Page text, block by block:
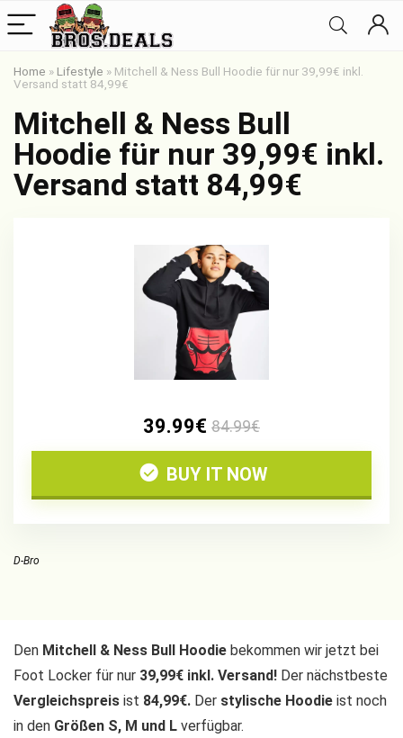
Home » Lifestyle » Mitchell & Ness Bull Hoodie für nur 39,99€ inkl.
Versand statt 84,99€
Mitchell & Ness Bull
Hoodie für nur 39,99€ inkl.
Versand statt 84,99€
39.99€ 84.99€
BUY IT NOW
D-Bro
Den Mitchell & Ness Bull Hoodie bekommen wir jetzt bei
Foot Locker für nur 39,99€ inkl. Versand! Der nächstbeste
Vergleichspreis ist 84,99€. Der stylische Hoodie ist noch
in den Größen S, M und L verfügbar.